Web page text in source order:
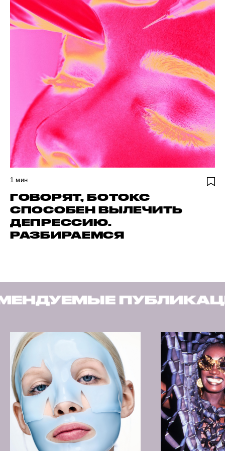
1 мин
ГОВОРЯТ, БОТОКС
СПОСОБЕН ВЫЛЕЧИТЬ
ДЕПРЕССИЮ.
РАЗБИРАЕМСЯ
ПУБЛИКАЦИИ